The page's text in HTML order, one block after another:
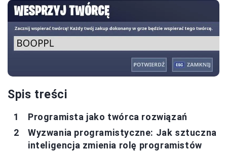
Spis treści
Programista jako twórca rozwiązań
Wyzwania programistyczne: Jak sztuczna
inteligencja zmienia rolę programistów